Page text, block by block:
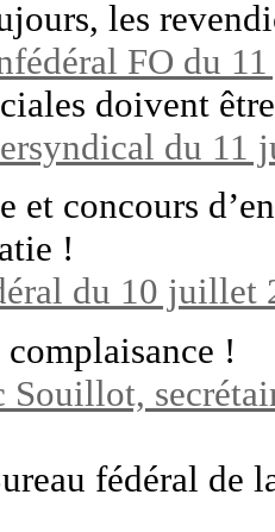
les
FO du
doivent
du 11
concours
!
du 10 juillet
!
Souillot,
fédéral